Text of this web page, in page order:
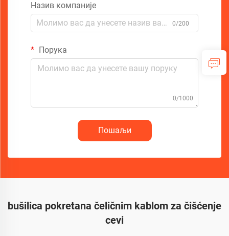
Назив компаније
0/200
Порука
0/1000
Пошаљи
bušilica pokretana čeličnim kablom za čišćenje
cevi